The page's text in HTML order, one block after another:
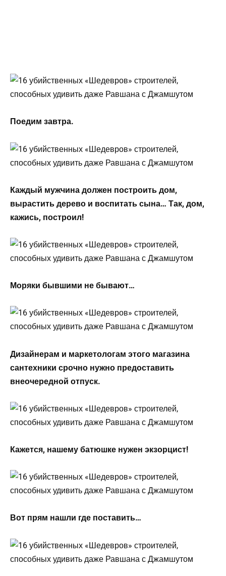
Поедим завтра.
Каждый мужчина должен построить дом,
вырастить дерево и воспитать сына… Так, дом,
кажись, построил!
Моряки бывшими не бывают…
Дизайнерам и маркетологам этого магазина
сантехники срочно нужно предоставить
внеочередной отпуск.
Кажется, нашему батюшке нужен экзорцист!
Вот прям нашли где поставить…